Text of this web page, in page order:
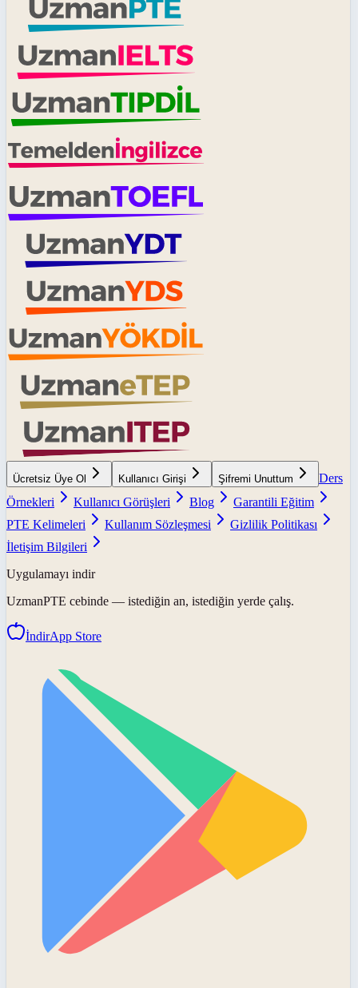
Ücretsiz Üye Ol Kullanıcı Girişi Şifremi Unuttum
Ders
Örnekleri
Kullanıcı Görüşleri Blog
Garantili Eğitim
PTE Kelimeleri
Kullanım Sözleşmesi
Gizlilik Politikası
İletişim Bilgileri
Uygulamayı indir
UzmanPTE cebinde — istediğin an, istediğin yerde çalış.
İndirApp Store